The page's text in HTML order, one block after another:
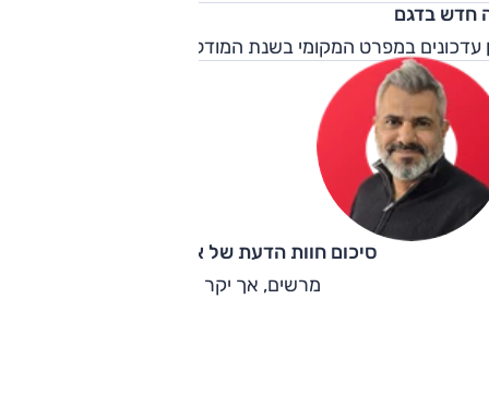
חדש בדגם
עדכונים במפרט המקומי בשנת המודל 2019.
סיכום חוות הדעת של אוהד אלגוב
מרשים, אך יקר מדי.